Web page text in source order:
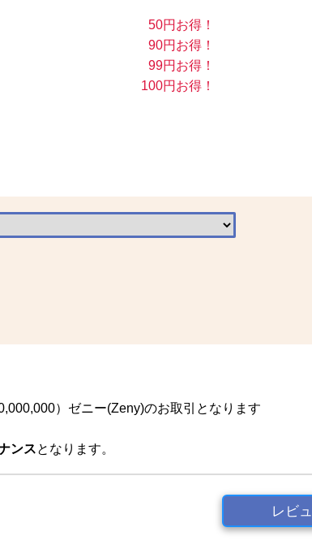
50円お得！
90円お得！
99円お得！
100円お得！
）ゼニー(Zeny)のお取引となります
ンスとなります。
レビ